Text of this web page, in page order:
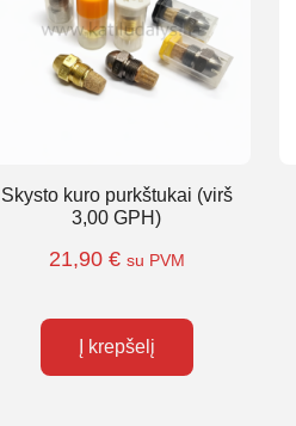
Skysto kuro purkštukai (virš
3,00 GPH)
21,90 € su PVM
Į krepšelį